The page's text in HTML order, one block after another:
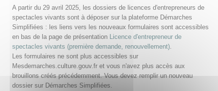
A partir du 29 avril 2025, les dossiers de licences d'entrepreneurs de
spectacles vivants sont à déposer sur la plateforme Démarches
Simplifiées : les liens vers les nouveaux formulaires sont accessibles
en bas de la page de présentation Licence d'entrepreneur de
spectacles vivants (première demande, renouvellement).
Les formulaires ne sont plus accessibles sur
Mesdemarches.culture.gouv.fr et vous n'avez plus accès aux
brouillons créés précédemment. Vous devez remplir un nouveau
dossier sur Démarches Simplifiées.